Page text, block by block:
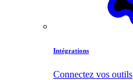
Intégrations
Connectez vos outils